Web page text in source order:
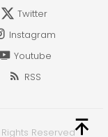
Twitter
Instagram
Youtube
RSS
Rights Reserved